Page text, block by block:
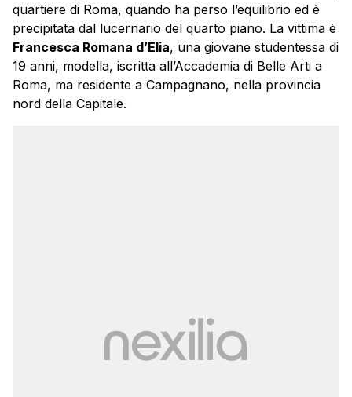
quartiere di Roma, quando ha perso l’equilibrio ed è
precipitata dal lucernario del quarto piano. La vittima è
Francesca Romana d’Elia, una giovane studentessa di
19 anni, modella, iscritta all’Accademia di Belle Arti a
Roma, ma residente a Campagnano, nella provincia
nord della Capitale.